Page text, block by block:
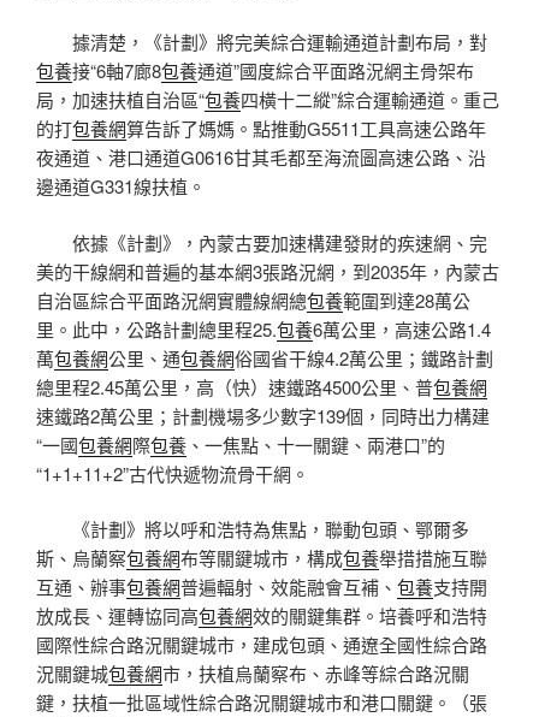
據清楚，《計劃》將完美綜合運輸通道計劃布局，對
包養接“6軸7廊8包養通道”國度綜合平面路況網主骨架布
局，加速扶植自治區“包養四橫十二縱”綜合運輸通道。重己
的打包養網算告訴了媽媽。點推動G5511工具高速公路年
夜通道、港口通道G0616甘其毛都至海流圖高速公路、沿
邊通道G331線扶植。
依據《計劃》，內蒙古要加速構建發財的疾速網、完
美的干線網和普遍的基本網3張路況網，到2035年，內蒙古
自治區綜合平面路況網實體線網總包養範圍到達28萬公
里。此中，公路計劃總里程25.包養6萬公里，高速公路1.4
萬包養網公里、通包養網俗國省干線4.2萬公里；鐵路計劃
總里程2.45萬公里，高（快）速鐵路4500公里、普包養網
速鐵路2萬公里；計劃機場多少數字139個，同時出力構建
“一國包養網際包養 、一焦點、十一關鍵、兩港口”的
“1+1+11+2”古代快遞物流骨干網。
《計劃》將以呼和浩特為焦點，聯動包頭、鄂爾多
斯、烏蘭察包養網布等關鍵城市，構成包養舉措措施互聯
互通、辦事包養網普遍輻射、效能融會互補、 包養支持開
放成長、運轉協同高包養網效的關鍵集群。培養呼和浩特
國際性綜合路況關鍵城市，建成包頭、通遼全國性綜合路
況關鍵城包養網市，扶植烏蘭察布、赤峰等綜合路況關
鍵，扶植一批區域性綜合路況關鍵城市和港口關鍵。（張